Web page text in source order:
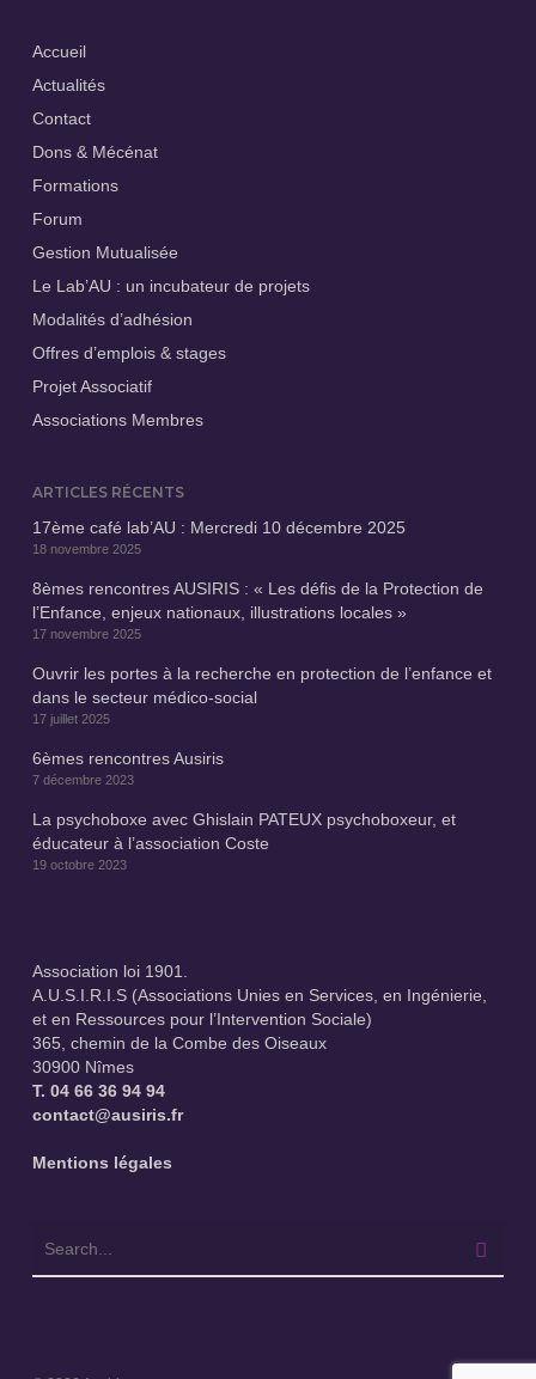
Accueil
Actualités
Contact
Dons & Mécénat
Formations
Forum
Gestion Mutualisée
Le Lab’AU : un incubateur de projets
Modalités d’adhésion
Offres d’emplois & stages
Projet Associatif
Associations Membres
ARTICLES RÉCENTS
17ème café lab’AU : Mercredi 10 décembre 2025
18 novembre 2025
8èmes rencontres AUSIRIS : « Les défis de la Protection de
l’Enfance, enjeux nationaux, illustrations locales »
17 novembre 2025
Ouvrir les portes à la recherche en protection de l’enfance et
dans le secteur médico-social
17 juillet 2025
6èmes rencontres Ausiris
7 décembre 2023
La psychoboxe avec Ghislain PATEUX psychoboxeur, et
éducateur à l’association Coste
19 octobre 2023
Association loi 1901.
A.U.S.I.R.I.S (Associations Unies en Services, en Ingénierie,
et en Ressources pour l’Intervention Sociale)
365, chemin de la Combe des Oiseaux
30900 Nîmes
T. 04 66 36 94 94
contact@ausiris.fr
Mentions légales